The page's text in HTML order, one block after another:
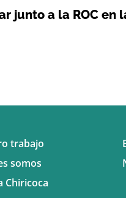
junto a la ROC en
trabajo
somos
Chiricoca